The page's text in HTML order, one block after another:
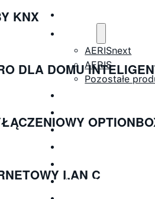
AERISnext
AERIS
Pozostałe
O nas
Wycena
KNX
DLA DOMU
LAN C